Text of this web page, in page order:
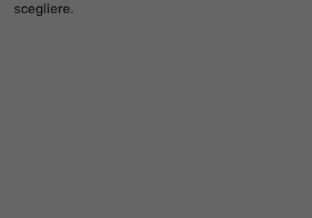
scegliere.